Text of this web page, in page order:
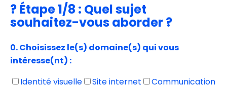
? Étape 1/8 : Quel sujet
souhaitez-vous aborder ?
0. Choisissez le(s) domaine(s) qui vous
intéresse(nt) :
Identité visuelle
Site internet
Communication